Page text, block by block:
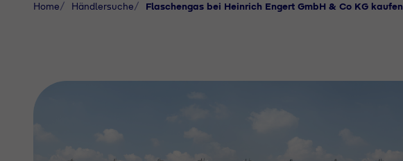
Home Händlersuche Flaschengas bei Heinrich Engert GmbH & Co KG kaufen